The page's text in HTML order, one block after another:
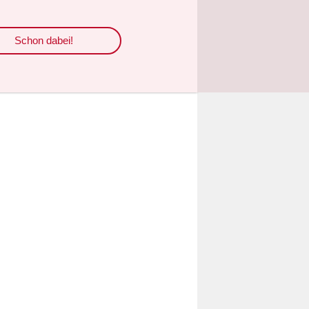
für
Schon dabei!